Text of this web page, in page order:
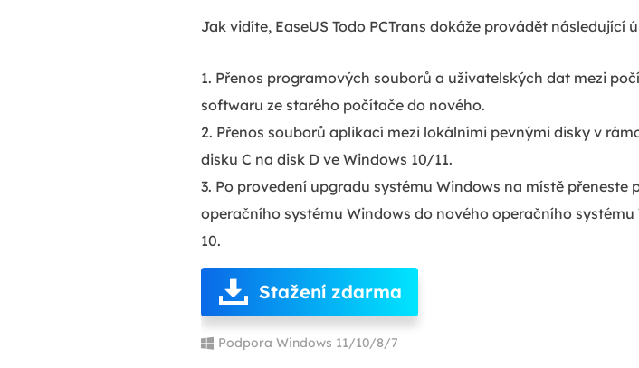
Jak vidíte, EaseUS Todo PCTrans dokáže provádět následující
1. Přenos programových souborů a uživatelských dat mezi
softwaru ze starého počítače do nového.
2. Přenos souborů aplikací mezi lokálními pevnými disky v
disku C na disk D ve Windows 10/11.
3. Po provedení upgradu systému Windows na místě
operačního systému Windows do nového operačního
10.
Stažení zdarma
Podpora Windows 11/10/8/7